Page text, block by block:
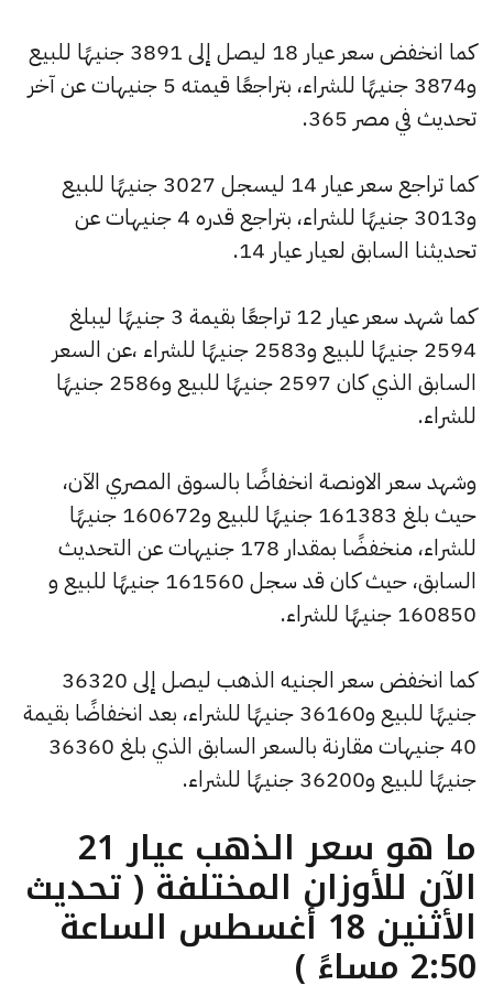
كما انخفض سعر عيار 18 ليصل إلى 3891 جنيهًا للبيع
و3874 جنيهًا للشراء، بتراجعًا قيمته 5 جنيهات عن آخر
تحديث في مصر 365.
كما تراجع سعر عيار 14 ليسجل 3027 جنيهًا للبيع
و3013 جنيهًا للشراء، بتراجع قدره 4 جنيهات عن
تحديثنا السابق لعيار عيار 14.
كما شهد سعر عيار 12 تراجعًا بقيمة 3 جنيهًا ليبلغ
2594 جنيهًا للبيع و2583 جنيهًا للشراء ،عن السعر
السابق الذي كان 2597 جنيهًا للبيع و2586 جنيهًا
للشراء.
وشهد سعر الاونصة انخفاضًا بالسوق المصري الآن،
حيث بلغ 161383 جنيهًا للبيع و160672 جنيهًا
للشراء، منخفضًا بمقدار 178 جنيهات عن التحديث
السابق، حيث كان قد سجل 161560 جنيهًا للبيع و
160850 جنيهًا للشراء.
كما انخفض سعر الجنيه الذهب ليصل إلى 36320
جنيهًا للبيع و36160 جنيهًا للشراء، بعد انخفاضًا بقيمة
40 جنيهات مقارنة بالسعر السابق الذي بلغ 36360
جنيهًا للبيع و36200 جنيهًا للشراء.
ما هو سعر الذهب عيار 21
الآن للأوزان المختلفة ( تحديث
الأثنين 18 أغسطس الساعة
2:50 مساءً )